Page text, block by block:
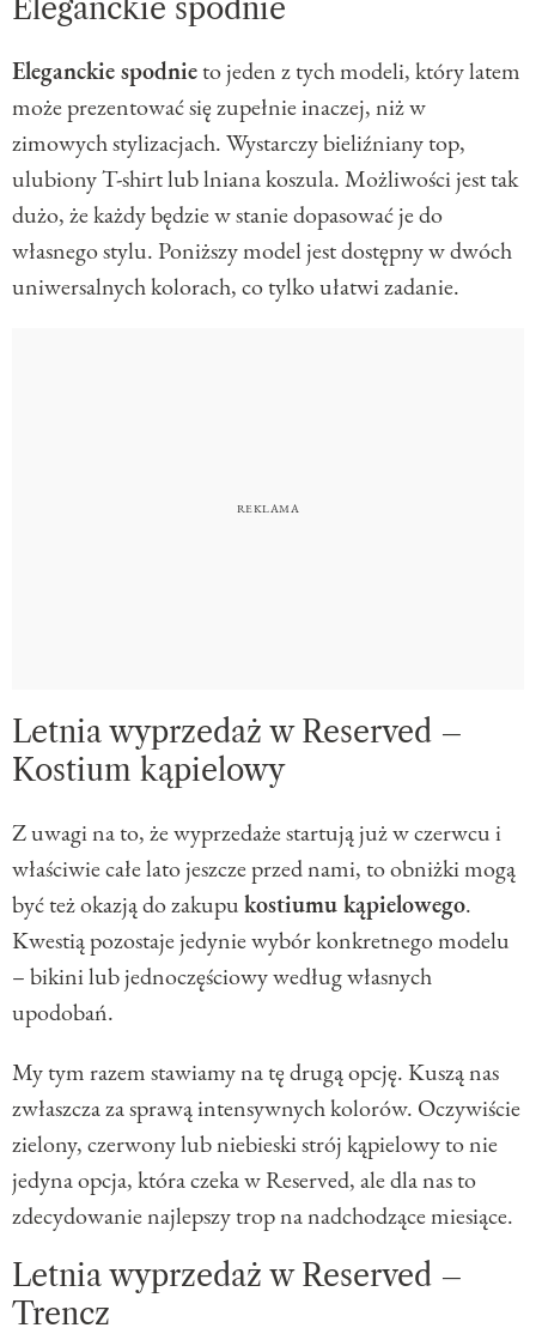
Eleganckie spodnie
Eleganckie spodnieto jeden z tych modeli, który latem
może prezentować się zupełnie inaczej, niż w
zimowych stylizacjach. Wystarczy bieliźniany top,
ulubiony T-shirt lub lniana koszula. Możliwości jest tak
dużo, że każdy będzie w stanie dopasować je do
własnego stylu. Poniższy model jest dostępny w dwóch
uniwersalnych kolorach, co tylko ułatwi zadanie.
Letnia wyprzedaż w Reserved –
Kostium kąpielowy
Z uwagi na to, że wyprzedaże startują już w czerwcu i
właściwie całe lato jeszcze przed nami, to obniżki mogą
być też okazją do zakupukostiumu kąpielowego.
Kwestią pozostaje jedynie wybór konkretnego modelu
– bikini lub jednoczęściowy według własnych
upodobań.
My tym razem stawiamy na tę drugą opcję. Kuszą nas
zwłaszcza za sprawą intensywnych kolorów. Oczywiście
zielony, czerwony lub niebieski strój kąpielowy to nie
jedyna opcja, która czeka w Reserved, ale dla nas to
zdecydowanie najlepszy trop na nadchodzące miesiące.
Letnia wyprzedaż w Reserved –
Trencz